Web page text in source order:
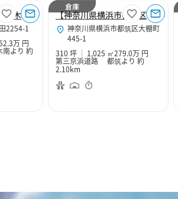
【神奈川県厚木市】厚木１０２
2254-1
万 円
より 約
【神奈川県横浜市都筑区】横浜中央２
神奈川県横浜市都筑区大棚町
445-1
310 坪
1,025 ㎡279.0万 円
第三京浜道路 都筑より 約
2.10km
倉庫